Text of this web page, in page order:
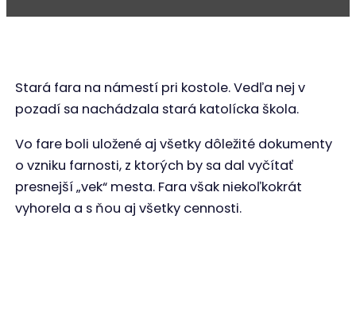
Stará fara na námestí pri kostole. Vedľa nej v
pozadí sa nachádzala stará katolícka škola.
Vo fare boli uložené aj všetky dôležité dokumenty
o vzniku farnosti, z ktorých by sa dal vyčítať
presnejší „vek“ mesta. Fara však niekoľkokrát
vyhorela a s ňou aj všetky cennosti.